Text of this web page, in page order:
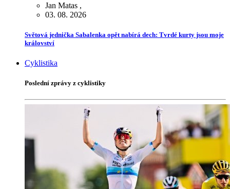
Jan Matas ,
03. 08. 2026
Světová jednička Sabalenka opět nabírá dech: Tvrdé kurty jsou moje
království
Cyklistika
Poslední zprávy z cyklistiky